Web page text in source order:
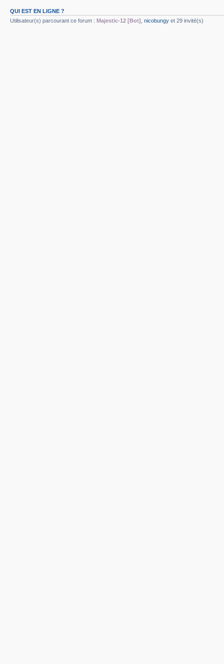
QUI EST EN LIGNE ?
Utilisateur(s) parcourant ce forum : Majestic-12 [Bot] , nicobungy et 29 invité(s)